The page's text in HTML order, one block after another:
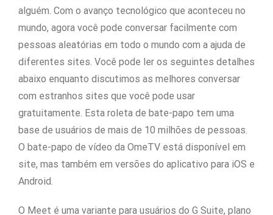
alguém. Com o avanço tecnológico que aconteceu no
mundo, agora você pode conversar facilmente com
pessoas aleatórias em todo o mundo com a ajuda de
diferentes sites. Você pode ler os seguintes detalhes
abaixo enquanto discutimos as melhores conversar
com estranhos sites que você pode usar
gratuitamente. Esta roleta de bate-papo tem uma
base de usuários de mais de 10 milhões de pessoas.
O bate-papo de vídeo da OmeTV está disponível em
site, mas também em versões do aplicativo para iOS e
Android.
O Meet é uma variante para usuários do G Suite, plano